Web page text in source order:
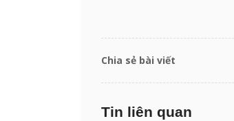
Chia sẻ bài viết
Tin liên quan